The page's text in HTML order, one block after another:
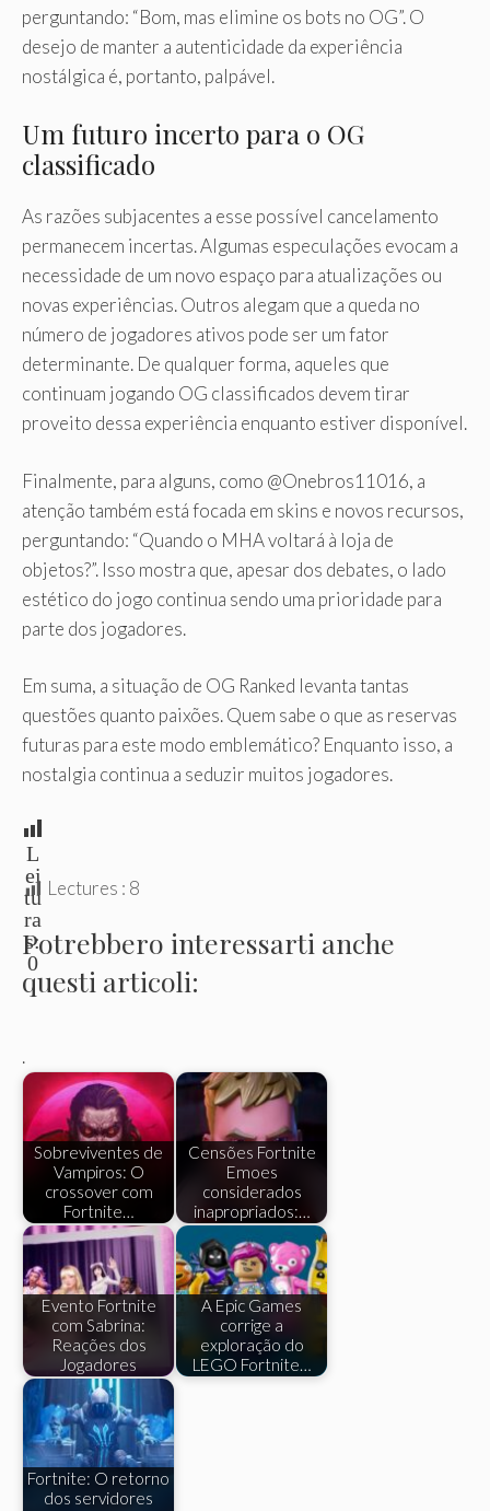
perguntando: “Bom, mas elimine os bots no OG”. O
desejo de manter a autenticidade da experiência
nostálgica é, portanto, palpável.
Um futuro incerto para o OG
classificado
As razões subjacentes a esse possível cancelamento
permanecem incertas. Algumas especulações evocam a
necessidade de um novo espaço para atualizações ou
novas experiências. Outros alegam que a queda no
número de jogadores ativos pode ser um fator
determinante. De qualquer forma, aqueles que
continuam jogando OG classificados devem tirar
proveito dessa experiência enquanto estiver disponível.
Finalmente, para alguns, como @Onebros11016, a
atenção também está focada em skins e novos recursos,
perguntando: “Quando o MHA voltará à loja de
objetos?”. Isso mostra que, apesar dos debates, o lado
estético do jogo continua sendo uma prioridade para
parte dos jogadores.
Em suma, a situação de OG Ranked levanta tantas
questões quanto paixões. Quem sabe o que as reservas
futuras para este modo emblemático? Enquanto isso, a
nostalgia continua a seduzir muitos jogadores.
L
ei
tu
ra
s:
0
Lectures : 8
Potrebbero interessarti anche
questi articoli:
.
Sobreviventes de
Vampiros: O
crossover com
Fortnite…
Censões Fortnite
Emoes
considerados
inapropriados:…
Evento Fortnite
com Sabrina:
Reações dos
Jogadores
A Epic Games
corrige a
exploração do
LEGO Fortnite…
Fortnite: O retorno
dos servidores